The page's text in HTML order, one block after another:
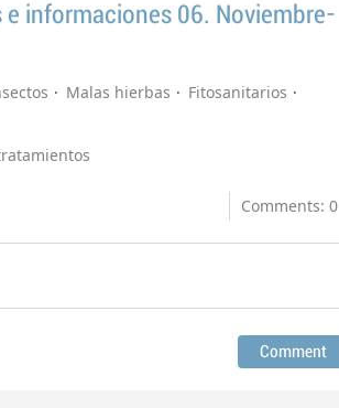
informaciones 06. Noviembre-
Malas hierbas
Fitosanitarios
Comments: 0